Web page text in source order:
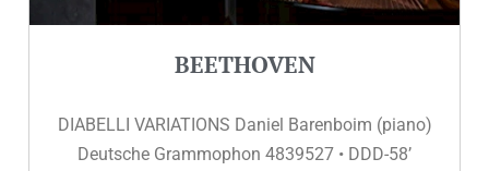
BEETHOVEN
DIABELLI VARIATIONS Daniel Barenboim (piano)
Deutsche Grammophon 4839527 • DDD-58’